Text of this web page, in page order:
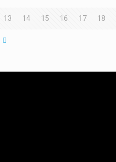
13 14 15 16 17 18